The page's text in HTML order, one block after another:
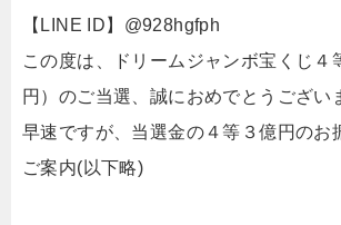
【LINE ID】@928hgfph
この度は、ドリームジャンボ宝くじ４
円）のご当選、誠におめでとうござい
早速ですが、当選金の４等３億円のお
ご案内(以下略)